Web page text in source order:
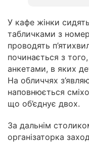
У кафе жінки
табличками з
проводять
починається з
анкетами, в яких
На обличчях
наповнюється
що об’єднує двох.
За дальнім
організаторка